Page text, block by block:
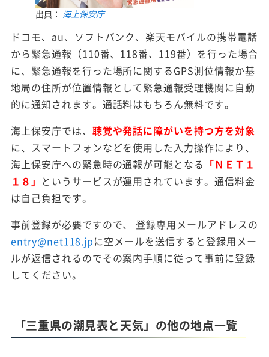
出典： 海上保安庁
ドコモ、au、ソフトバンク、楽天モバイルの携帯電話
から緊急通報（110番、118番、119番）を行った場合
に、緊急通報を行った場所に関するGPS測位情報か基
地局の住所が位置情報として緊急通報受理機関に自動
的に通知されます。通話料はもちろん無料です。
海上保安庁では、 聴覚や発話に障がいを持つ方を対象
に、スマートフォンなどを使用した入力操作により、
海上保安庁への緊急時の通報が可能となる 「ＮＥＴ１
１８」 というサービスが運用されています。通信料金
は自己負担です。
事前登録が必要ですので、 登録専用メールアドレスの
entry@net118.jpに空メールを送信すると登録用メー
ルが返信されるのでその案内手順に従って事前に登録
してください。
「三重県の潮見表と天気」の他の地点一覧